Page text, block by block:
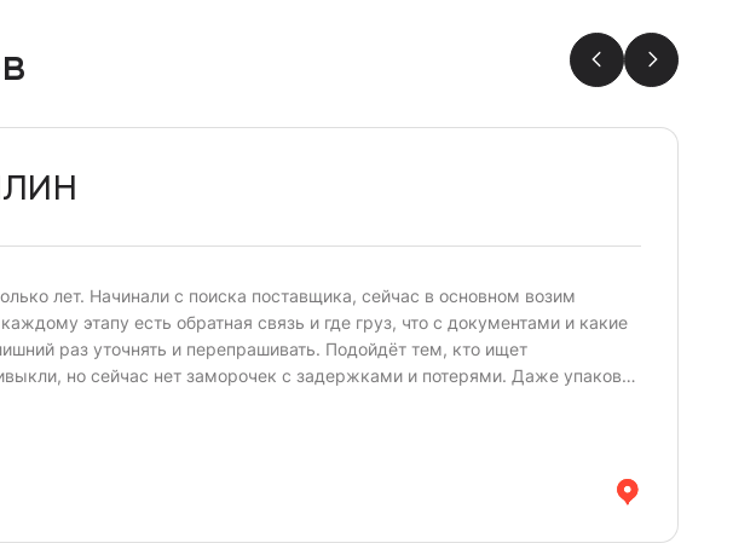
лет. Начинали с поиска поставщика, сейчас в основном возим
этапу есть обратная связь и где груз, что с документами и какие
раз уточнять и перепрашивать. Подойдёт тем, кто ищет
но сейчас нет заморочек с задержками и потерями. Даже упаковка